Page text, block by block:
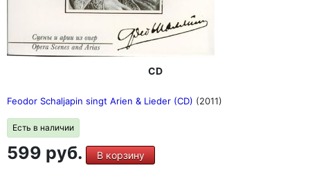
CD
Feodor Schaljapin singt Arien & Lieder (CD) (2011)
Есть в наличии
599 руб. В корзину